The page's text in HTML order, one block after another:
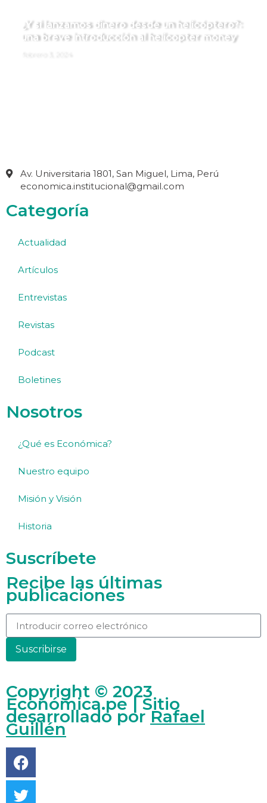
¿Y si lanzamos dinero desde un helicóptero?:
una breve introducción al helicopter money
Av. Universitaria 1801, San Miguel, Lima, Perú
economica.institucional@gmail.com
Categoría
Actualidad
Artículos
Entrevistas
Revistas
Podcast
Boletines
Nosotros
¿Qué es Económica?
Nuestro equipo
Misión y Visión
Historia
Suscríbete
Recibe las últimas
publicaciones
Suscribirse
Copyright © 2023
Económica.pe | Sitio
desarrollado porRafael
Guillén